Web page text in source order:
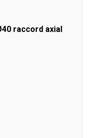
raccord axial